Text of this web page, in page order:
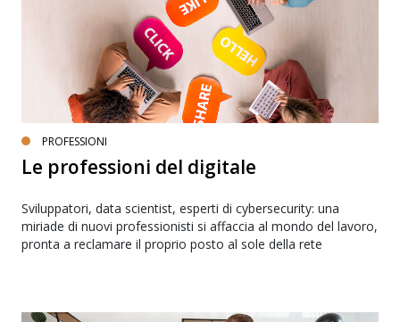
PROFESSIONI
Le professioni del digitale
Sviluppatori, data scientist, esperti di cybersecurity: una
miriade di nuovi professionisti si affaccia al mondo del lavoro,
pronta a reclamare il proprio posto al sole della rete